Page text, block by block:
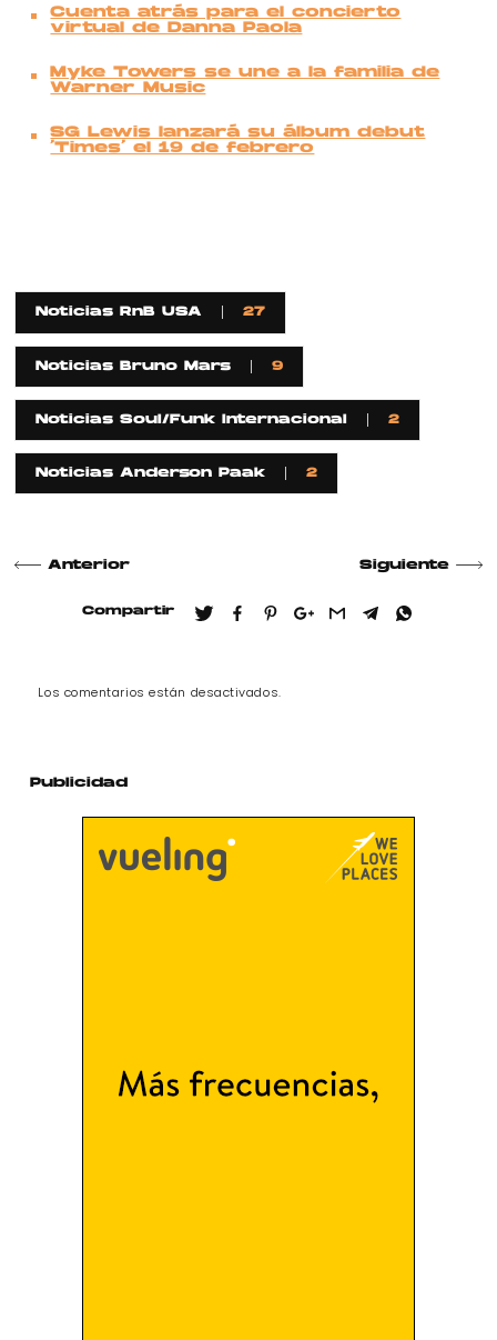
Cuenta atrás para el concierto
virtual de Danna Paola
Myke Towers se une a la familia de
Warner Music
SG Lewis lanzará su álbum debut
‘Times’ el 19 de febrero
Noticias RnB USA 27
Noticias Bruno Mars 9
Noticias Soul/Funk Internacional 2
Noticias Anderson Paak 2
Anterior Siguiente
Compartir
Los comentarios están desactivados.
Publicidad